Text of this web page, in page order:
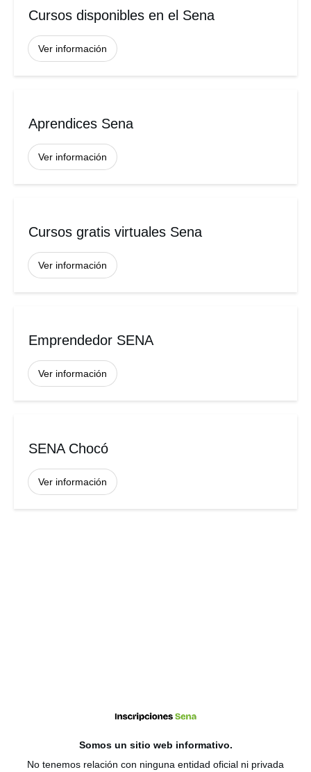
Cursos disponibles en el Sena
Ver información
Aprendices Sena
Ver información
Cursos gratis virtuales Sena
Ver información
Emprendedor SENA
Ver información
SENA Chocó
Ver información
Somos un sitio web informativo.
No tenemos relación con ninguna entidad oficial ni privada